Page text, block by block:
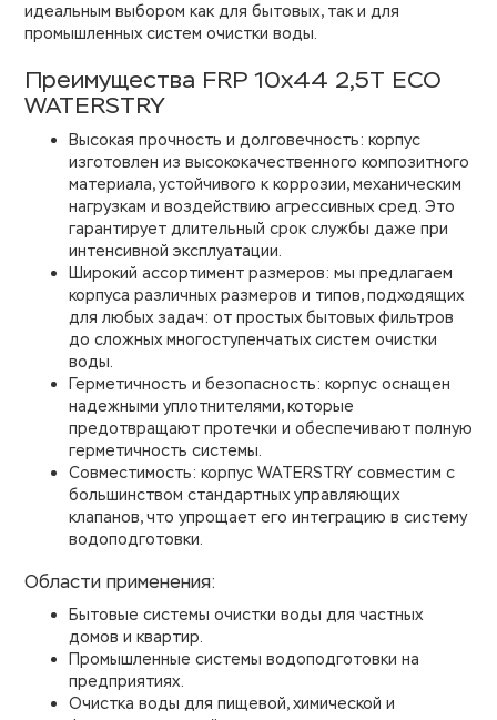
идеальным выбором как для бытовых, так и для
промышленных систем очистки воды.
Преимущества FRP 10х44 2,5Т ECO
WATERSTRY
Высокая прочность и долговечность: корпус
изготовлен из высококачественного композитного
материала, устойчивого к коррозии, механическим
нагрузкам и воздействию агрессивных сред. Это
гарантирует длительный срок службы даже при
интенсивной эксплуатации.
Широкий ассортимент размеров: мы предлагаем
корпуса различных размеров и типов, подходящих
для любых задач: от простых бытовых фильтров
до сложных многоступенчатых систем очистки
воды.
Герметичность и безопасность: корпус оснащен
надежными уплотнителями, которые
предотвращают протечки и обеспечивают полную
герметичность системы.
Совместимость: корпус WATERSTRY совместим с
большинством стандартных управляющих
клапанов, что упрощает его интеграцию в систему
водоподготовки.
Области применения:
Бытовые системы очистки воды для частных
домов и квартир.
Промышленные системы водоподготовки на
предприятиях.
Очистка воды для пищевой, химической и